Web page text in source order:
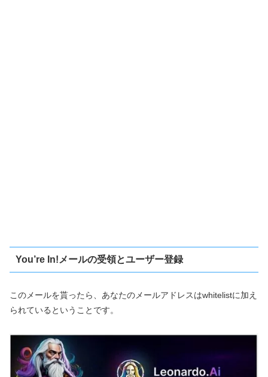
You’re In!メールの受領とユーザー登録
このメールを貰ったら、あなたのメールアドレスはwhitelistに加え
られているということです。